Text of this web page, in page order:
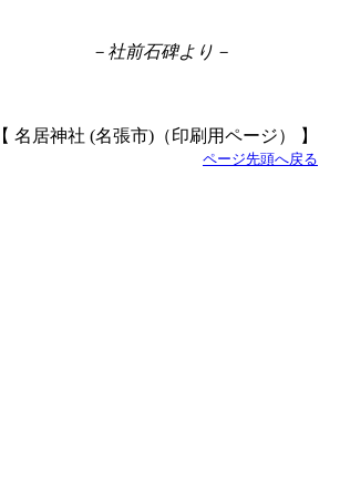
－社前石碑より－
【 名居神社 (名張市)（印刷用ページ） 】
ページ先頭へ戻る